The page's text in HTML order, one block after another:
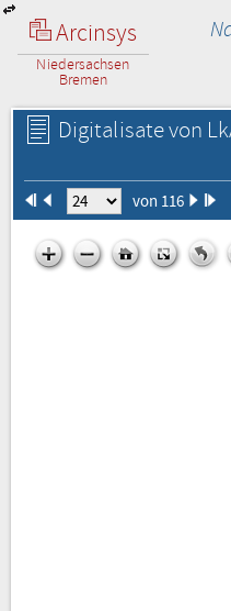
Arcinsys
Niedersachsen
Bremen
Digitalisate von
von 116